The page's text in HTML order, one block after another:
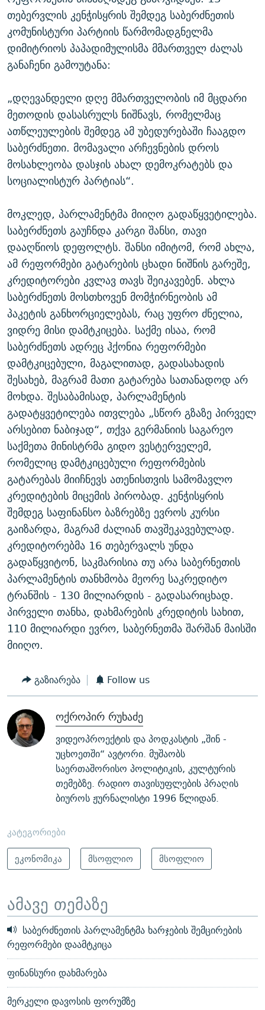
თებერვლის კენჭისყრის შემდეგ საბერძნეთის
კომუნისტური პარტიის წარმომადგნელმა
დიმიტრიოს პაპადიმულისმა მმართველ ძალას
განაჩენი გამოუტანა:
„დღევანდელი დღე მმართველობის იმ მცდარი
მეთოდის დასასრულს ნიშნავს, რომელმაც
ათწლეულების შემდეგ ამ უბედურებაში ჩააგდო
საბერძნეთი. მომავალი არჩევნების დროს
მოსახლეობა დასჯის ახალ დემოკრატებს და
სოციალისტურ პარტიას“.
მოკლედ, პარლამენტმა მიიღო გადაწყვეტილება.
საბერძნეთს გაუჩნდა კარგი შანსი, თავი
დააღწიოს დეფოლტს. შანსი იმიტომ, რომ ახლა,
ამ რეფორმები გატარების ცხადი ნიშნის გარეშე,
კრედიტორები კვლავ თავს შეიკავებენ. ახლა
საბერძნეთს მოსთხოვენ მომჭირნეობის ამ
პაკეტის განხორციელებას, რაც უფრო ძნელია,
ვიდრე მისი დამტკიცება. საქმე ისაა, რომ
საბერძნეთს ადრეც ჰქონია რეფორმები
დამტკიცებული, მაგალითად, გადასახადის
შესახებ, მაგრამ მათი გატარება სათანადოდ არ
მოხდა. შესაბამისად, პარლამენტის
გადატყვეტილება ითვლება „სწორ გზაზე პირველ
არსებით ნაბიჯად“, თქვა გერმანიის საგარეო
საქმეთა მინისტრმა გიდო ვესტერველემ,
რომელიც დამტკიცებული რეფორმების
გატარებას მიიჩნევს ათენისთვის სამომავლო
კრედიტების მიცემის პირობად. კენჭისყრის
შემდეგ საფინანსო ბაზრებზე ევროს კურსი
გაიზარდა, მაგრამ ძალიან თავშეკავებულად.
კრედიტორებმა 16 თებერვალს უნდა
გადაწყვიტონ, საკმარისია თუ არა საბერნეთის
პარლამენტის თანხმობა მეორე საკრედიტო
ტრანშის - 130 მილიარდის - გადასარიცხად.
პირველი თანხა, დახმარების კრედიტის სახით,
110 მილიარდი ევრო, საბერნეთმა შარშან მაისში
მიიღო.
გაზიარება Follow us
ოქროპირ რუხაძე
ვიდეოპროექტის და პოდკასტის „შინ -
უცხოეთში“ ავტორი. მუშაობს
საერთაშორისო პოლიტიკის, კულტურის
თემებზე. რადიო თავისუფლების პრაღის
ბიუროს ჟურნალისტი 1996 წლიდან.
კატეგორიები
ეკონომიკა
მსოფლიო მსოფლიო
ამავე თემაზე
საბერძნეთის პარლამენტმა ხარჯების შემცირების
რეფორმები დაამტკიცა
ფინანსური დახმარება
მერკელი დავოსის ფორუმზე